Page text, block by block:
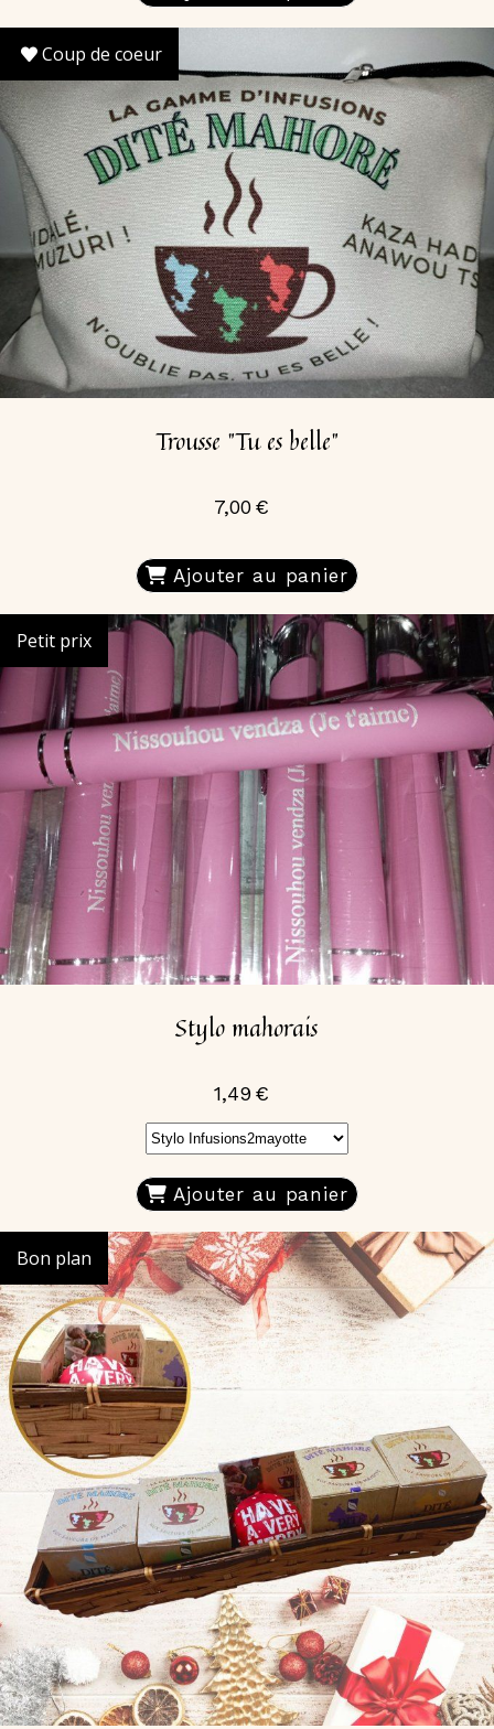
Coup de coeur
Trousse "Tu es belle"
7,00€
Ajouter au panier
Petit prix
Stylo mahorais
1,49 €
Ajouter au panier
Bon plan